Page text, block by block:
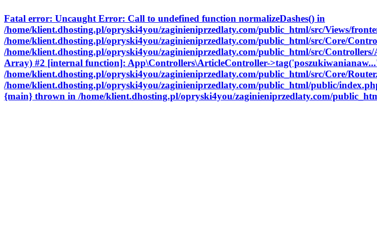
Fatal error: Uncaught Error: Call to undefined function normalizeDashes() in
/home/klient.dhosting.pl/opryski4you/zaginieniprzedlaty.com/public_html/src/Views/
/home/klient.dhosting.pl/opryski4you/zaginieniprzedlaty.com/public_html/src/Core/
/home/klient.dhosting.pl/opryski4you/zaginieniprzedlaty.com/public_html/src/
Array) #2 [internal function]: App\Controllers\ArticleController-
/home/klient.dhosting.pl/opryski4you/zaginieniprzedlaty.com/public_html/src/Core/
/home/klient.dhosting.pl/opryski4you/zaginieniprzedlaty.com/public_html/public/
{main} thrown in /home/klient.dhosting.pl/opryski4you/zaginieniprzedlaty.com/